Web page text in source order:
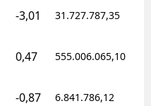
Hakkari
Mersin
-3,01 31.727.787,35
0,47 555.006.065,10
-0,87 6.841.786,12